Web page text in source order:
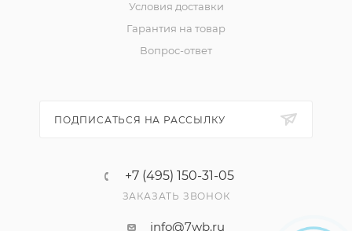
Условия доставки
Гарантия на товар
Вопрос-ответ
ПОДПИСАТЬСЯ НА РАССЫЛКУ
+7 (495) 150-31-05
ЗАКАЗАТЬ ЗВОНОК
info@7wb.ru